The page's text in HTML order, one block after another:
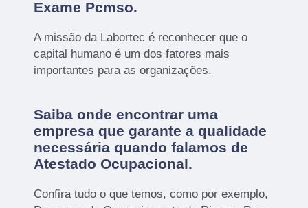
Exame Pcmso.
A missão da Labortec é reconhecer que o
capital humano é um dos fatores mais
importantes para as organizações.
Saiba onde encontrar uma
empresa que garante a qualidade
necessária quando falamos de
Atestado Ocupacional.
Confira tudo o que temos, como por exemplo,